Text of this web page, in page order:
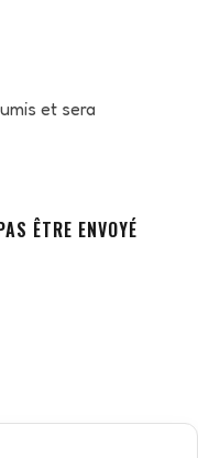
et sera
ÊTRE ENVOYÉ